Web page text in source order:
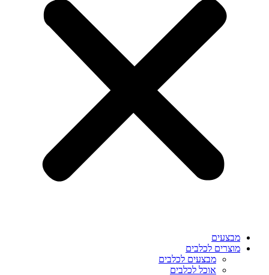
מבצעים
מוצרים לכלבים
מבצעים לכלבים
אוכל לכלבים